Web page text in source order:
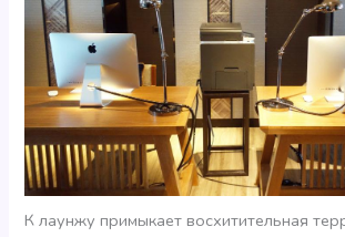
К лаунжу примыкает восхитительная